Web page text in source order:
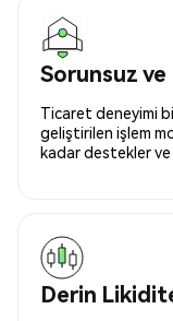
Sorunsuz ve
Ticaret deneyimi
geliştirilen işlem
kadar destekler ve
Derin